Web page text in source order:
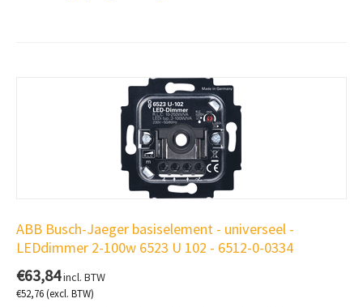
ABB Busch-Jaeger basiselement - universeel -
LEDdimmer 2-100w 6523 U 102 - 6512-0-0334
€63,84incl. BTW
€52,76(excl. BTW)